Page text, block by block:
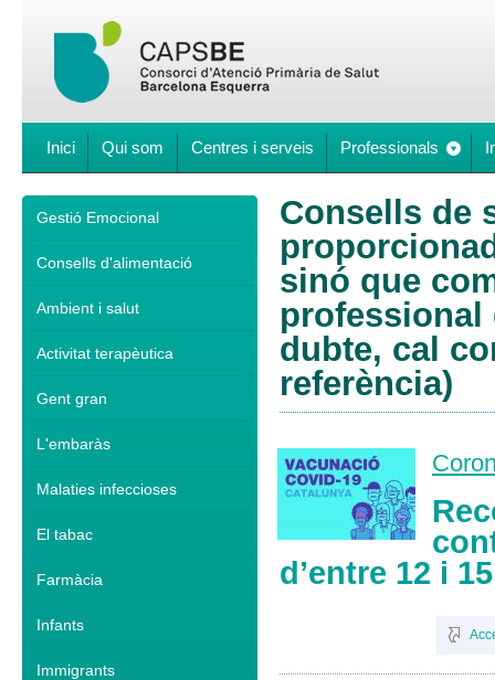
Inici Qui som Centres i serveis Professionals
Gestió Emocional
Consells d'alimentació
Ambient i salut
Activitat terapèutica
Gent gran
L'embaràs
Malaties infeccioses
El tabac
Farmàcia
Infants
Immigrants
Consells de
sinó que
professional
dubte, cal
referència)
d’entre 12 i